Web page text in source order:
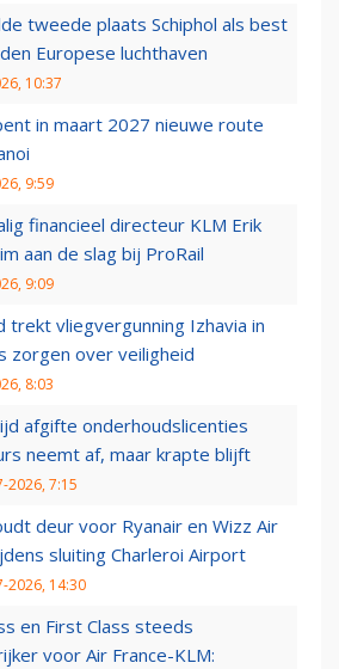
tweede plaats Schiphol als best
Europese luchthaven
10:37
in maart 2027 nieuwe route
9:59
financieel directeur KLM Erik
aan de slag bij ProRail
9:09
trekt vliegvergunning Izhavia in
zorgen over veiligheid
8:03
afgifte onderhoudslicenties
neemt af, maar krapte blijft
2026, 7:15
deur voor Ryanair en Wizz Air
sluiting Charleroi Airport
2026, 14:30
en First Class steeds
voor Air France-KLM: